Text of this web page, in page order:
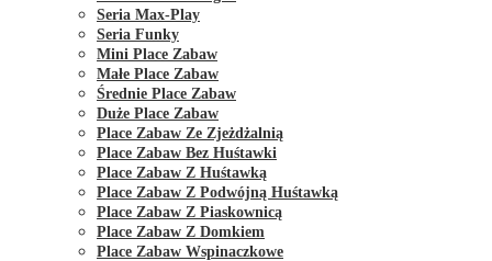
Seria Max-Play
Seria Funky
Mini Place Zabaw
Małe Place Zabaw
Średnie Place Zabaw
Duże Place Zabaw
Place Zabaw Ze Zjeżdżalnią
Place Zabaw Bez Huśtawki
Place Zabaw Z Huśtawką
Place Zabaw Z Podwójną Huśtawką
Place Zabaw Z Piaskownicą
Place Zabaw Z Domkiem
Place Zabaw Wspinaczkowe